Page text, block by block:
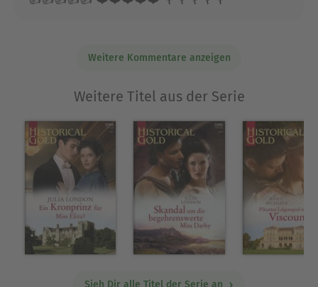
Weitere Kommentare anzeigen
Weitere Titel aus der Serie
Sieh Dir alle Titel der Serie an